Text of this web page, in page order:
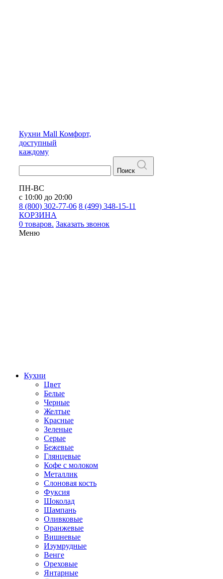
Кухни Mall Комфорт,
доступный
каждому
Поиск
ПН-ВС
с 10:00 до 20:00
8 (800) 302-77-06 8 (499) 348-15-11
КОРЗИНА
0 товаров. Заказать звонок
Меню
Кухни
Цвет
Белые
Черные
Желтые
Красные
Зеленые
Серые
Бежевые
Глянцевые
Кофе с молоком
Металлик
Слоновая кость
Фуксия
Шоколад
Шампань
Оливковые
Оранжевые
Вишневые
Изумрудные
Венге
Ореховые
Янтарные